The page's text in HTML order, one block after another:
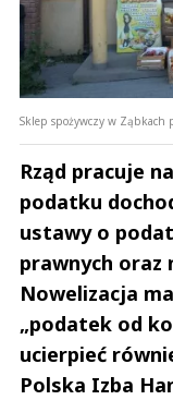
Sklep spożywczy w Ząbkach
Rząd pracuje
podatku
ustawy o
prawnych oraz
Nowelizacja
„podatek od
ucierpieć
Polska Izba